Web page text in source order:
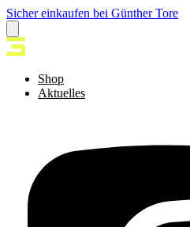
Sicher einkaufen bei Günther Tore
Shop
Aktuelles